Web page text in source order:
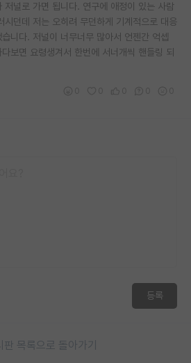
저널로 가면 됩니다. 연구에 애정이 있는 사람
시던데 저는 오히려 무던하게 기계적으로 대응
니다. 저널이 너무너무 많아서 언젠간 억셉
보면 요령생겨서 한번에 서너개씩 핸들링 되
등록
판 목록으로 돌아가기